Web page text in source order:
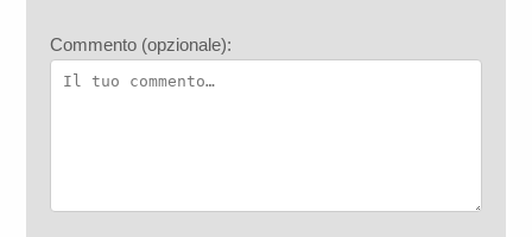
Commento (opzionale):